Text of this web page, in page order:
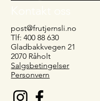
post@frutjernsli.no
Tlf: 400 88 630
Gladbakkvegen 21
2070 Råholt
Salgsbetingelser
Personvern